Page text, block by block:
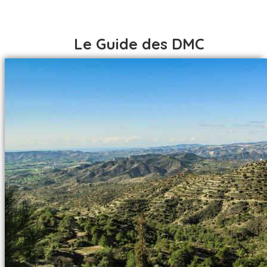
Le Guide des DMC
ACCUEIL
DESTINATIONS
AFRIQUE
AFRIQUE DU SUD
ALGÉRIE
BÉNIN
BOTSWANA
BURKINA FASO
CÔTE D IVOIRE
ACCUEIL
DESTINATIONS
AFRIQUE
AFRIQUE DU SUD
ALGÉRIE
BÉNIN